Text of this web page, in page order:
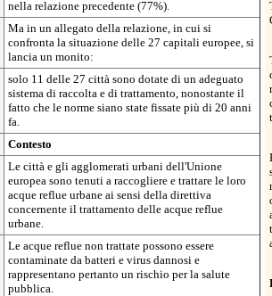
nella relazione precedente (77%).
Ma in un allegato della relazione, in cui si
confronta la situazione delle 27 capitali europee, si
lancia un monito:
solo 11 delle 27 città sono dotate di un adeguato
sistema di raccolta e di trattamento, nonostante il
fatto che le norme siano state fissate più di 20 anni
fa.
Contesto
Le città e gli agglomerati urbani dell'Unione
europea sono tenuti a raccogliere e trattare le loro
acque reflue urbane ai sensi della direttiva
concernente il trattamento delle acque reflue
urbane.
Le acque reflue non trattate possono essere
contaminate da batteri e virus dannosi e
rappresentano pertanto un rischio per la salute
pubblica.